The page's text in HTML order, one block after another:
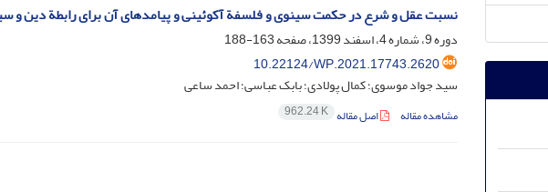
نسبت عقل و شرع در حکمت سینوی و فلسفة آکوئینی و پیامدهای آن برای رابطة دین و
دوره 9، شماره 4، اسفند 1399، صفحه
163-188
10.22124/WP.2021.17743.2620
سید جواد موسوی؛ کمال پولادی؛ بابک عباسی؛ احمد ساعی
مشاهده مقاله اصل مقاله 962.24 K